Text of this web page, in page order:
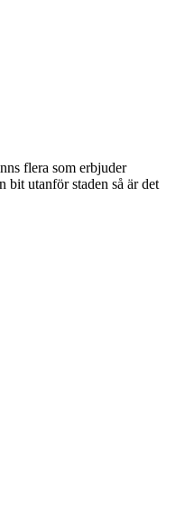
flera som erbjuder
bit utanför staden så är det